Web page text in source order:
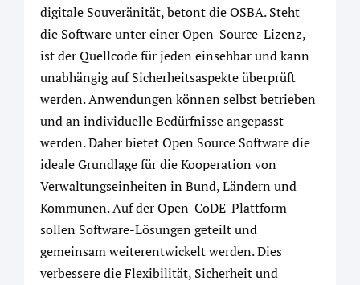
digitale Souveränität, betont die OSBA. Steht
die Software unter einer Open-Source-Lizenz,
ist der Quellcode für jeden einsehbar und kann
unabhängig auf Sicherheitsaspekte überprüft
werden. Anwendungen können selbst betrieben
und an individuelle Bedürfnisse angepasst
werden. Daher bietet Open Source Software die
ideale Grundlage für die Kooperation von
Verwaltungseinheiten in Bund, Ländern und
Kommunen. Auf der Open-CoDE-Plattform
sollen Software-Lösungen geteilt und
gemeinsam weiterentwickelt werden. Dies
verbessere die Flexibilität, Sicherheit und